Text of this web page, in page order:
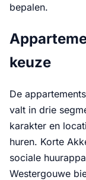
bepalen.
keuze
De
valt in drie
karakter en
huren. Korte
sociale
Westergouwe